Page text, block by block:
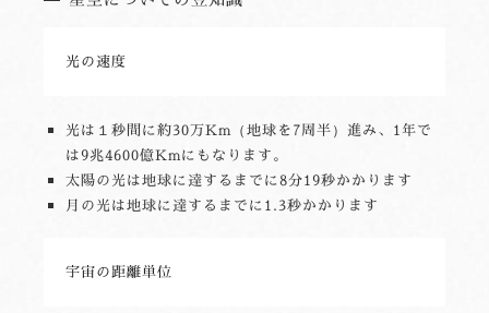
光の速度
光は１秒間に約30万Km（地球を7周半）進み、1年で
は9兆4600億Kmにもなります。
太陽の光は地球に達するまでに8分19秒かかります
月の光は地球に達するまでに1.3秒かかります
宇宙の距離単位